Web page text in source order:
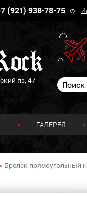
(921) 938-78-75 -
пр, 47
ГАЛЕРЕЯ
Брелок прямоугольный